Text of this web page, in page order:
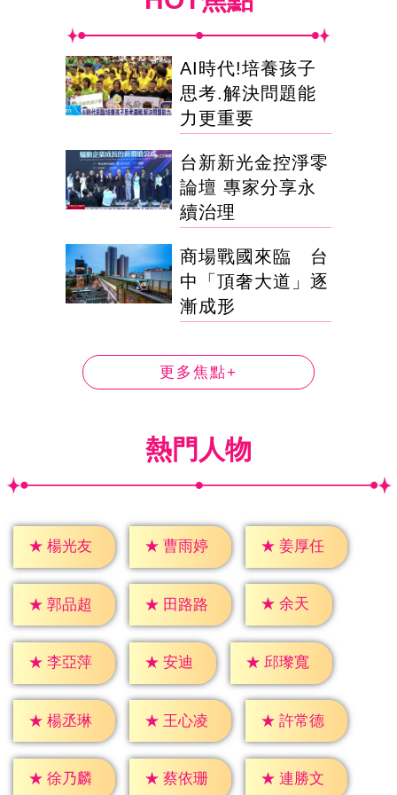
AI時代!培養孩子
思考.解決問題能
力更重要
台新新光金控淨零
論壇 專家分享永
續治理
商場戰國來臨 台
中「頂奢大道」逐
漸成形
更多焦點+
熱門人物
★ 楊光友 ★ 曹雨婷 ★ 姜厚任
★ 郭品超 ★ 田路路 ★ 余天
★ 李亞萍 ★ 安迪 ★ 邱瓈寬
★ 楊丞琳 ★ 王心凌 ★ 許常德
★ 徐乃麟 ★ 蔡依珊 ★ 連勝文